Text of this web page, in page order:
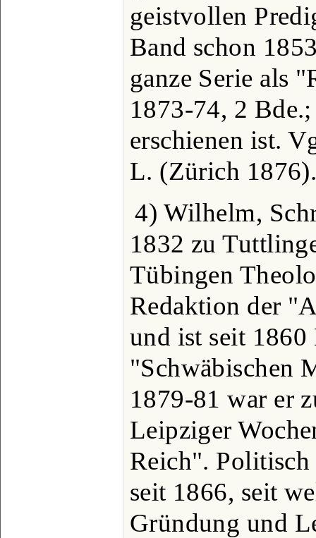
geistvollen
Band schon
ganze Serie als
1873-74, 2
erschienen ist.
L. (Zürich
4) Wilhelm,
1832 zu
Tübingen
Redaktion der
und ist seit
"Schwäbischen
1879-81 war er
Leipziger
Reich". Politisch
seit 1866, seit
Gründung und